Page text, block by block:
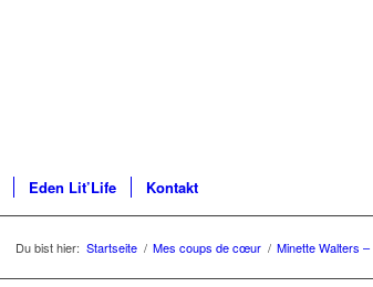
Eden Lit’Life Kontakt
Du bist hier: Startseite / Mes coups de cœur / Minette Walters